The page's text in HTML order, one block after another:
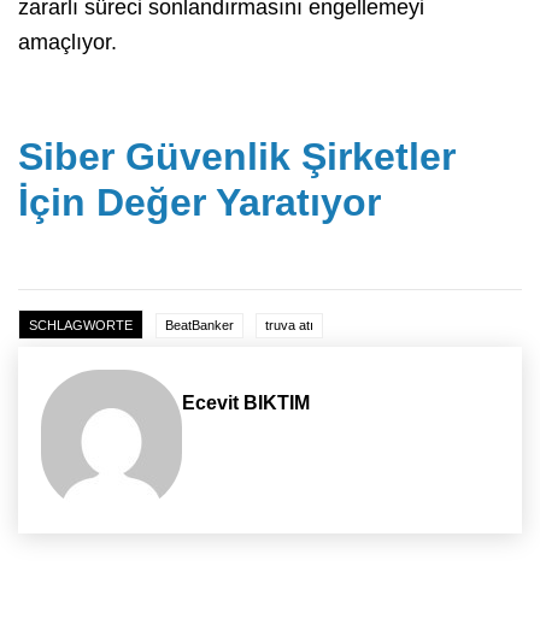
zararlı süreci sonlandırmasını engellemeyi
amaçlıyor.
Siber Güvenlik Şirketler
İçin Değer Yaratıyor
SCHLAGWORTE BeatBanker truva atı
Ecevit BIKTIM